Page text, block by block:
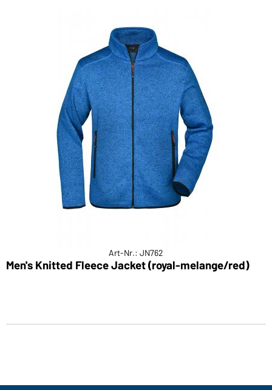
Art-Nr.: JN762
Men's Knitted Fleece Jacket (royal-melange/red)